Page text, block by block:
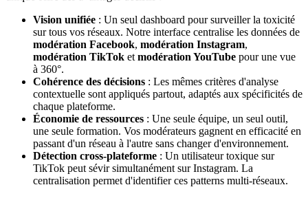
Vision unifiée : Un seul dashboard pour surveiller la toxicité
sur tous vos réseaux. Notre interface centralise les données de
modération Facebook, modération Instagram,
modération TikTok et modération YouTube pour une vue
à 360°.
Cohérence des décisions : Les mêmes critères d'analyse
contextuelle sont appliqués partout, adaptés aux spécificités de
chaque plateforme.
Économie de ressources : Une seule équipe, un seul outil,
une seule formation. Vos modérateurs gagnent en efficacité en
passant d'un réseau à l'autre sans changer d'environnement.
Détection cross-plateforme : Un utilisateur toxique sur
TikTok peut sévir simultanément sur Instagram. La
centralisation permet d'identifier ces patterns multi-réseaux.